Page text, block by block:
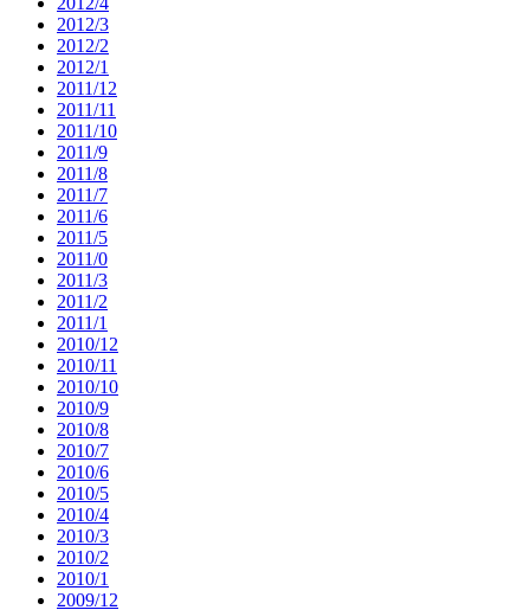
2012/3
2012/2
2012/1
2011/12
2011/11
2011/10
2011/9
2011/8
2011/7
2011/6
2011/5
2011/0
2011/3
2011/2
2011/1
2010/12
2010/11
2010/10
2010/9
2010/8
2010/7
2010/6
2010/5
2010/4
2010/3
2010/2
2010/1
2009/12